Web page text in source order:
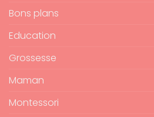
Bons plans
Education
Grossesse
Maman
Montessori